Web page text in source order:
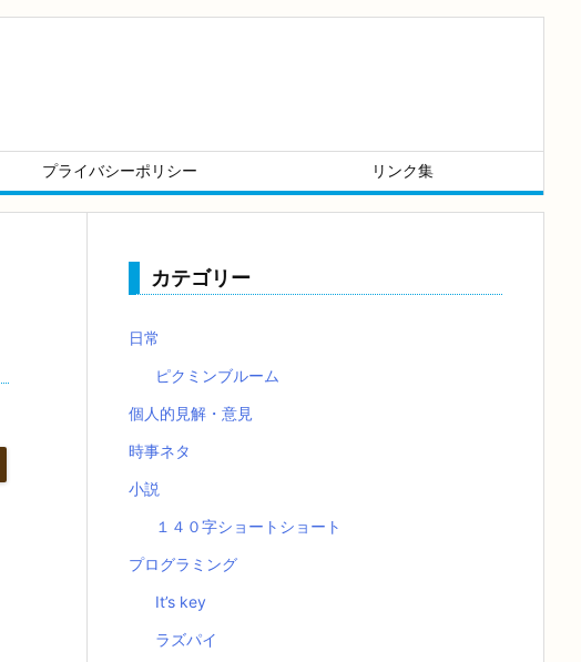
プライバシーポリシー リンク集
カテゴリー
日常
ピクミンブルーム
個人的見解・意見
時事ネタ
小説
１４０字ショートショート
プログラミング
It’s key
ラズパイ